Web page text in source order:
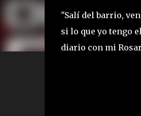
"Salí del barrio,
si lo que yo tengo
diario con mi